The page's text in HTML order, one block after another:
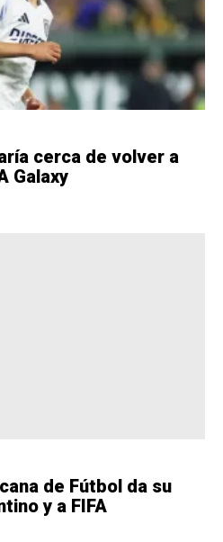
cerca de volver a
Galaxy
de Fútbol da su
y a FIFA